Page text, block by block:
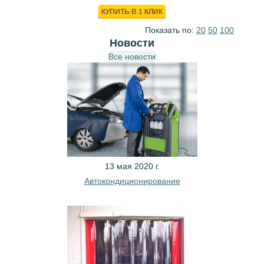
КУПИТЬ В 1 КЛИК
Показать по: 20 50 100
Новости
Все новости
13 мая 2020 г.
Автокондиционирование